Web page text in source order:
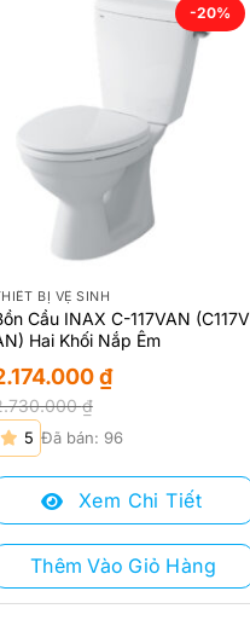
-20%
BỊ VỆ SINH
Cầu INAX C-117VAN (C117V
Hai Khối Nắp Êm
₫
2.730.000 ₫.
₫
2.174.000 ₫.
5 Đã bán: 96
Xem Chi Tiết
Thêm Vào Giỏ Hàng